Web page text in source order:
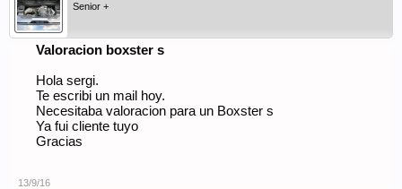
Senior +
Valoracion boxster s
Hola sergi.
Te escribi un mail hoy.
Necesitaba valoracion para un Boxster s
Ya fui cliente tuyo
Gracias
13/9/16